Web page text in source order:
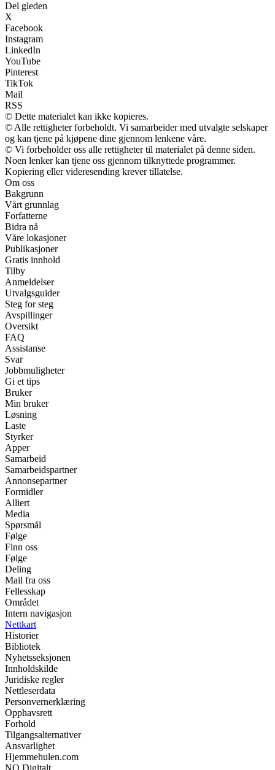
Del gleden
X
Facebook
Instagram
LinkedIn
YouTube
Pinterest
TikTok
Mail
RSS
© Dette materialet kan ikke kopieres.
© Alle rettigheter forbeholdt. Vi samarbeider med utvalgte selskaper
og kan tjene på kjøpene dine gjennom lenkene våre.
© Vi forbeholder oss alle rettigheter til materialet på denne siden.
Noen lenker kan tjene oss gjennom tilknyttede programmer.
Kopiering eller videresending krever tillatelse.
Om oss
Bakgrunn
Vårt grunnlag
Forfatterne
Bidra nå
Våre lokasjoner
Publikasjoner
Gratis innhold
Tilby
Anmeldelser
Utvalgsguider
Steg for steg
Avspillinger
Oversikt
FAQ
Assistanse
Svar
Jobbmuligheter
Gi et tips
Bruker
Min bruker
Løsning
Laste
Styrker
Apper
Samarbeid
Samarbeidspartner
Annonsepartner
Formidler
Alliert
Media
Spørsmål
Følge
Finn oss
Følge
Deling
Mail fra oss
Fellesskap
Området
Intern navigasjon
Nettkart
Historier
Bibliotek
Nyhetsseksjonen
Innholdskilde
Juridiske regler
Nettleserdata
Personvernerklæring
Opphavsrett
Forhold
Tilgangsalternativer
Ansvarlighet
Hjemmehulen.com